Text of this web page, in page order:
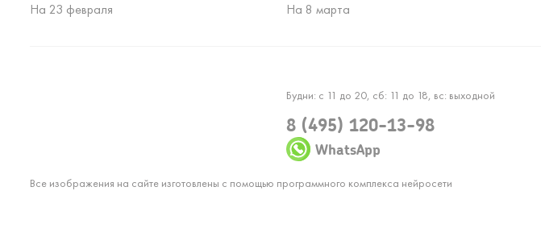
На 23 февраля
На 8 марта
Будни: с 11 до 20, сб: 11 до 18, вс: выходной
8 (495) 120-13-98
WhatsApp
Все изображения на сайте изготовлены с помощью программного комплекса нейросети